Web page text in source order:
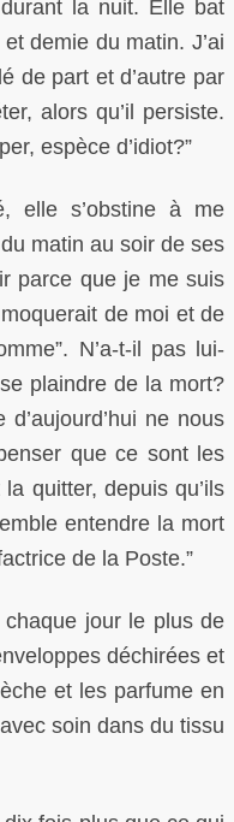
la nuit. Elle bat
demie du matin. J’ai
de part et d’autre par
alors qu’il persiste.
espèce d’idiot?”
elle s’obstine à me
matin au soir de ses
parce que je me suis
de moi et de
N’a-t-il pas lui-
plaindre de la mort?
ne nous
que ce sont les
quitter, depuis qu’ils
entendre la mort
de la Poste.”
jour le plus de
déchirées et
et les parfume en
soin dans du tissu